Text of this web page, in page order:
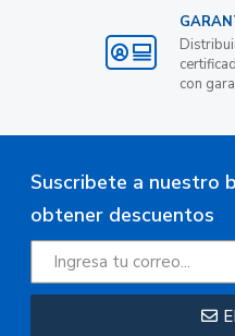
con
Suscribete a nuestro
obtener descuentos